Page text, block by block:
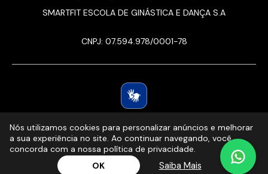
Ver planos
SMARTFIT ESCOLA DE GINÁSTICA E DANÇA S.A
CNPJ: 07.594.978/0001-78
Nós utilizamos cookies para personalizar anúncios e melhorar
a sua experiência no site. Ao continuar navegando, você
concorda com a nossa política de privacidade.
OK
Saiba Mais